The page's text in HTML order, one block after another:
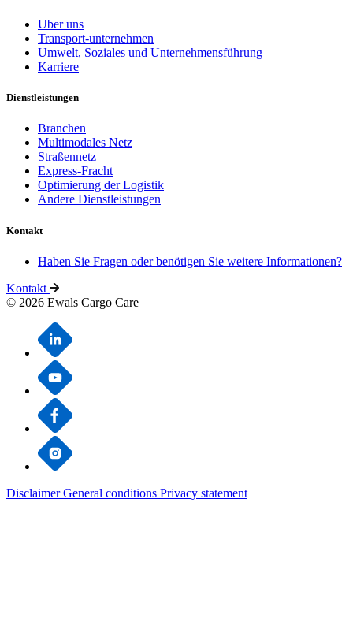
Uber uns
Transport-unternehmen
Umwelt, Soziales und Unternehmensführung
Karriere
Dienstleistungen
Branchen
Multimodales Netz
Straßennetz
Express-Fracht
Optimierung der Logistik
Andere Dienstleistungen
Kontakt
Haben Sie Fragen oder benötigen Sie weitere Informationen?
Kontakt
© 2026 Ewals Cargo Care
DisclaimerGeneral conditions Privacy statement